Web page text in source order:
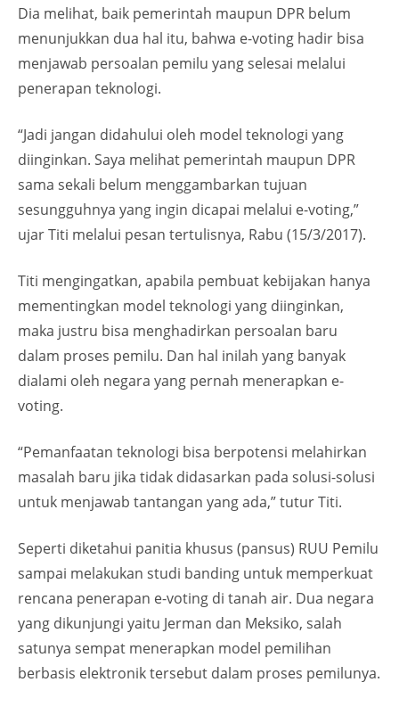
Dia melihat, baik pemerintah maupun DPR belum
menunjukkan dua hal itu, bahwa e-voting hadir bisa
menjawab persoalan pemilu yang selesai melalui
penerapan teknologi.
“Jadi jangan didahului oleh model teknologi yang
diinginkan. Saya melihat pemerintah maupun DPR
sama sekali belum menggambarkan tujuan
sesungguhnya yang ingin dicapai melalui e-voting,”
ujar Titi melalui pesan tertulisnya, Rabu (15/3/2017).
Titi mengingatkan, apabila pembuat kebijakan hanya
mementingkan model teknologi yang diinginkan,
maka justru bisa menghadirkan persoalan baru
dalam proses pemilu. Dan hal inilah yang banyak
dialami oleh negara yang pernah menerapkan e-
voting.
“Pemanfaatan teknologi bisa berpotensi melahirkan
masalah baru jika tidak didasarkan pada solusi-solusi
untuk menjawab tantangan yang ada,” tutur Titi.
Seperti diketahui panitia khusus (pansus) RUU Pemilu
sampai melakukan studi banding untuk memperkuat
rencana penerapan e-voting di tanah air. Dua negara
yang dikunjungi yaitu Jerman dan Meksiko, salah
satunya sempat menerapkan model pemilihan
berbasis elektronik tersebut dalam proses pemilunya.